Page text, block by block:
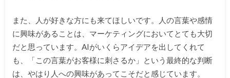
また、人が好きな方にも来てほしいです。人の言葉や感情
に興味があることは、マーケティングにおいてとても大切
だと思っています。AIがいくらアイデアを出してくれて
も、「この言葉がお客様に刺さるか」という最終的な判断
は、やはり人への興味があってこそだと感じています。